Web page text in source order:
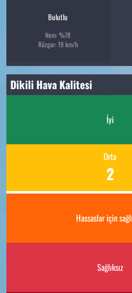
Bulutlu
Nem: %78
Rüzgar: 19 km/h
Dikili Hava Kalitesi
İyi
Orta
2
Hassaslar için
Sağlıksız